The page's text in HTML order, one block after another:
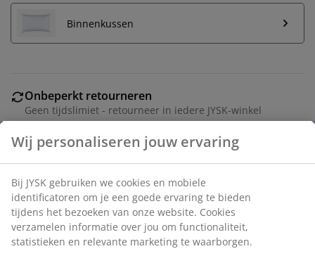
Binnenkussen
Onbeperkt retourneren
Geen tijdslimiet - retourneer in iedere JYSK-winkel
Prijsgarantie
30 dagen prijsgarantie op alle artikelen
Flexibele bezorgopties
Snelle en gemakkelijke bezorgopties naar keuze
Artikelnummer: 6896326